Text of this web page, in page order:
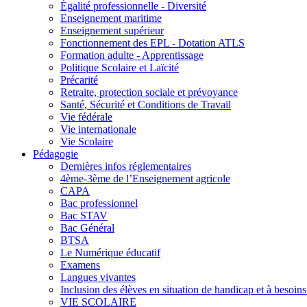
Égalité professionnelle - Diversité
Enseignement maritime
Enseignement supérieur
Fonctionnement des EPL - Dotation ATLS
Formation adulte - Apprentissage
Politique Scolaire et Laïcité
Précarité
Retraite, protection sociale et prévoyance
Santé, Sécurité et Conditions de Travail
Vie fédérale
Vie internationale
Vie Scolaire
Pédagogie
Dernières infos réglementaires
4ème-3ème de l’Enseignement agricole
CAPA
Bac professionnel
Bac STAV
Bac Général
BTSA
Le Numérique éducatif
Examens
Langues vivantes
Inclusion des élèves en situation de handicap et à
VIE SCOLAIRE